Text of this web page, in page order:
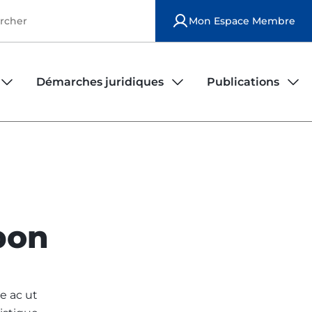
Mon Espace Membre
Démarches juridiques Publications
ac ut